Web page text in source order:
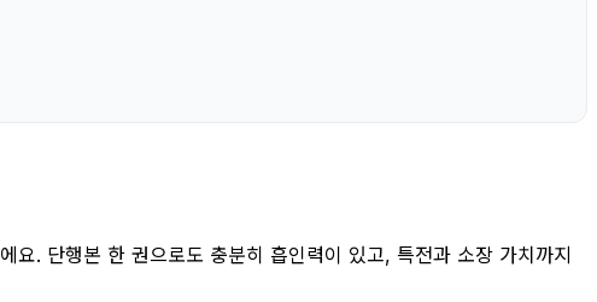
. 단행본 한 권으로도 충분히 흡인력이 있고, 특전과 소장 가치까지